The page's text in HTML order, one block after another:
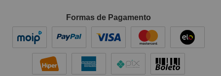
Formas de Pagamento